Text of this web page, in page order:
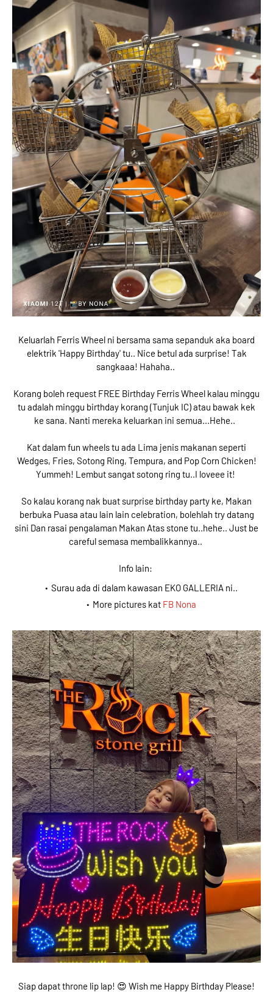
Keluarlah Ferris Wheel ni bersama sama sepanduk aka board
elektrik 'Happy Birthday' tu.. Nice betul ada surprise! Tak
sangkaaa! Hahaha..
Korang boleh request FREE Birthday Ferris Wheel kalau minggu
tu adalah minggu birthday korang (Tunjuk IC) atau bawak kek
ke sana. Nanti mereka keluarkan ini semua...Hehe..
Kat dalam fun wheels tu ada Lima jenis makanan seperti
Wedges, Fries, Sotong Ring, Tempura, and Pop Corn Chicken!
Yummeh! Lembut sangat sotong ring tu..I loveee it!
So kalau korang nak buat surprise birthday party ke, Makan
berbuka Puasa atau lain lain celebration, bolehlah try datang
sini Dan rasai pengalaman Makan Atas stone tu..hehe.. Just be
careful semasa membalikkannya..
Info lain:
Surau ada di dalam kawasan EKO GALLERIA ni..
More pictures kat FB Nona
Siap dapat throne lip lap! 😍 Wish me Happy Birthday Please!